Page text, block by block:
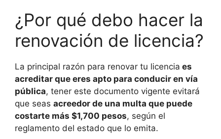
¿Por qué debo hacer la
renovación de licencia?
La principal razón para renovar tu licencia es
acreditar que eres apto para conducir en vía
pública, tener este documento vigente evitará
que seas acreedor de una multa que puede
costarte más $1,700 pesos, según el
reglamento del estado que lo emita.